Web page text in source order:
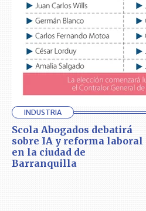
INDUSTRIA
Scola Abogados debatirá
sobre IA y reforma laboral
en la ciudad de
Barranquilla